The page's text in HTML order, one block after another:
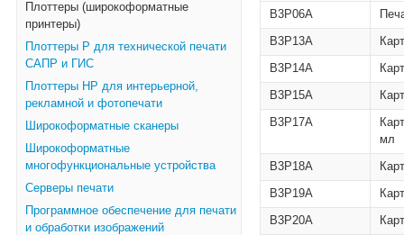
Плоттеры (широкоформатные
принтеры)
Плоттеры Р для технической печати
САПР и ГИС
Плоттеры НР для интерьерной,
рекламной и фотопечати
Широкоформатные сканеры
Широкоформатные
многофункциональные устройства
Серверы печати
Программное обеспечение для печати
и обработки изображений
B3P06A
B3P13A
B3P14A
B3P15A
B3P17A
мл
B3P18A
B3P19A
B3P20A